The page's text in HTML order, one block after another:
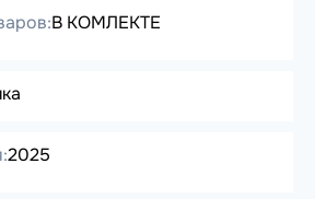
В КОМЛЕКТЕ
2025